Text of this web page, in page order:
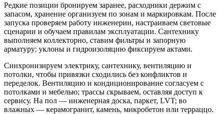
Редкие позиции бронируем заранее, расходники держим с
запасом, хранение организуем по зонам и маркировкам. После
запуска проверяем работу инженерии, настраиваем световые
сценарии и обучаем правилам эксплуатации. Сантехнику
выполняем коллекторно, ставим фильтры и запорную
арматуру; уклоны и гидроизоляцию фиксируем актами.
Синхронизируем электрику, сантехнику, вентиляцию и
потолки, чтобы привязки сходились без конфликтов и
переделок. Вентиляцию и кондиционирование согласуем с
потолками и мебелью; трассы скрываем, оставляя доступ к
сервису. На пол — инженерная доска, паркет, LVT; во
влажных — керамогранит, камень, микробетон или терраццо.